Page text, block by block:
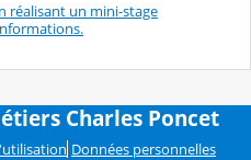
réalisant un mini-stage
Charles Poncet
Données personnelles